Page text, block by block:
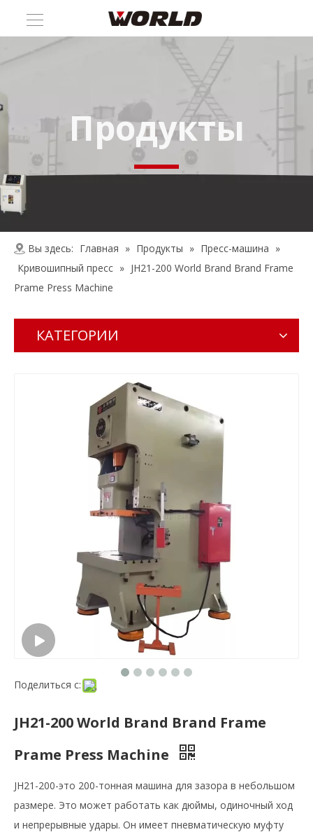
Продукты
Вы здесь: Главная » Продукты » Пресс-машина »
Кривошипный пресс » JH21-200 World Brand Brand Frame
Prame Press Machine
КАТЕГОРИИ
Поделиться с:
JH21-200 World Brand Brand Frame
Prame Press Machine
JH21-200-это 200-тонная машина для зазора в небольшом
размере. Это может работать как дюймы, одиночный ход
и непрерывные удары. Он имеет пневматическую муфту